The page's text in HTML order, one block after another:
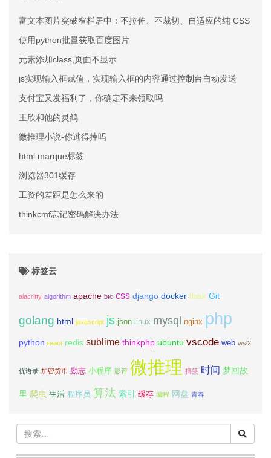
富文本图片突破窄栏居中：不拉伸、不裁切、自适应的纯 CSS 方案
使用python批量获取百度图片
元素添加class,页面不显示
js实现输入框赋值，实现输入框的内容通过控制台自动发送
支付宝又发福利了，你确定不来领取吗
王欣和他的灵鸽
微推理小说-你逃得掉吗
html marque标签
浏览器301缓存
工资的差距是怎么来的
thinkcmf忘记密码解决办法
标签云
alacritty algorithm apache btc css django docker flask Git
golang html javascript js json linux mysql nginx php
python react redis sublime thinkphp ubuntu vscode web wsl2
优语录 加密货币 励志 小程序 影评 微推理 搞笑 时间 梦回故
里 爬虫 生活 程序员 算法 索引 缓存 编程 网盘 青春